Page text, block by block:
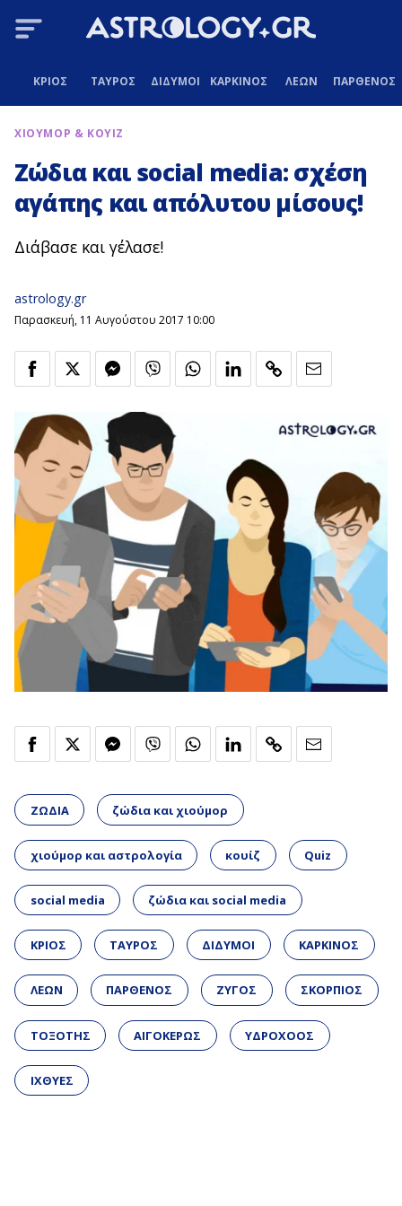
ΚΡΙΟΣ ΤΑΥΡΟΣ ΔΙΔΥΜΟΙ ΚΑΡΚΙΝΟΣ ΛΕΩΝ ΠΑΡΘΕΝΟΣ
ΧΙΟΥΜΟΡ & ΚΟΥΙΖ
Ζώδια και social media: σχέση
αγάπης και απόλυτου μίσους!
Διάβασε και γέλασε!
astrology.gr
Παρασκευή, 11 Αυγούστου 2017 10:00
ΖΩΔΙΑ ζώδια και χιούμορ
χιούμορ και αστρολογία κουίζ Quiz
social media ζώδια και social media
ΚΡΙΟΣ ΤΑΥΡΟΣ ΔΙΔΥΜΟΙ ΚΑΡΚΙΝΟΣ
ΛΕΩΝ ΠΑΡΘΕΝΟΣ ΖΥΓΟΣ ΣΚΟΡΠΙΟΣ
ΤΟΞΟΤΗΣ ΑΙΓΟΚΕΡΩΣ ΥΔΡΟΧΟΟΣ
ΙΧΘΥΕΣ